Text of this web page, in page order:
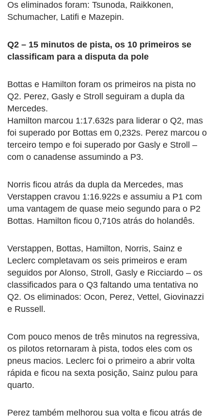
Os eliminados foram: Tsunoda, Raikkonen,
Schumacher, Latifi e Mazepin.
Q2 – 15 minutos de pista, os 10 primeiros se
classificam para a disputa da pole
Bottas e Hamilton foram os primeiros na pista no
Q2. Perez, Gasly e Stroll seguiram a dupla da
Mercedes.
Hamilton marcou 1:17.632s para liderar o Q2, mas
foi superado por Bottas em 0,232s. Perez marcou o
terceiro tempo e foi superado por Gasly e Stroll –
com o canadense assumindo a P3.
Norris ficou atrás da dupla da Mercedes, mas
Verstappen cravou 1:16.922s e assumiu a P1 com
uma vantagem de quase meio segundo para o P2
Bottas. Hamilton ficou 0,710s atrás do holandês.
Verstappen, Bottas, Hamilton, Norris, Sainz e
Leclerc completavam os seis primeiros e eram
seguidos por Alonso, Stroll, Gasly e Ricciardo – os
classificados para o Q3 faltando uma tentativa no
Q2. Os eliminados: Ocon, Perez, Vettel, Giovinazzi
e Russell.
Com pouco menos de três minutos na regressiva,
os pilotos retornaram à pista, todos eles com os
pneus macios. Leclerc foi o primeiro a abrir volta
rápida e ficou na sexta posição, Sainz pulou para
quarto.
Perez também melhorou sua volta e ficou atrás de